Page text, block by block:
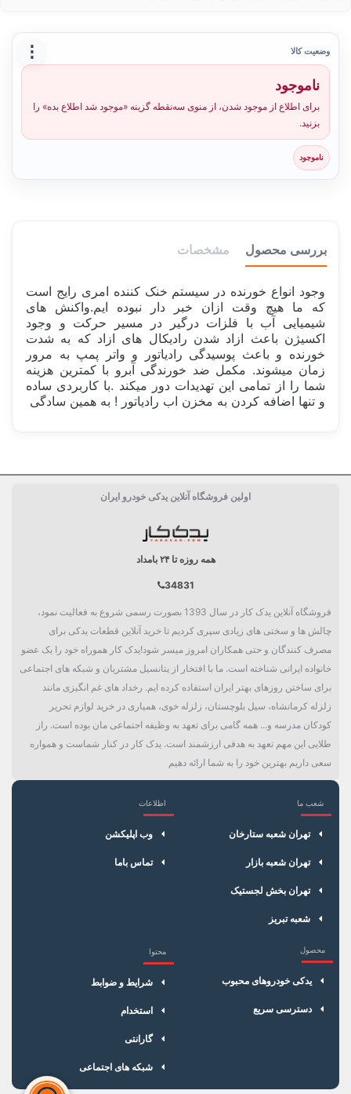
⋮ وضعیت کالا
ناموجود
برای اطلاع از موجود شدن، از منوی سه‌نقطه گزینه «موجود شد اطلاع بده» را
بزنید.
ناموجود
بررسی محصول مشخصات
وجود انواع خورنده در سیستم خنک کننده امری رایج است
که ما هیچ وقت ازان خبر دار نبوده ایم.واکنش های
شیمیایی آب با فلزات درگیر در مسیر حرکت و وجود
اکسیژن باعث ازاد شدن رادیکال های ازاد که به شدت
خورنده و باعث پوسیدگی رادیاتور و واتر پمپ به مرور
زمان میشوند. مکمل ضد خورندگی آبرو با کمترین هزینه
شما را از تمامی این تهدیدات دور میکند .با کاربردی ساده
و تنها اضافه کردن به مخزن اب رادیاتور ! به همین سادگی
325 میل
مکمل
اولین فروشگاه آنلاین یدکی خودرو ایران
همه روزه تا ۲۴ بامداد
34831
فروشگاه آنلاین یدک کار در سال 1393 بصورت رسمی شروع به فعالیت نمود،
چالش ها و سختی های زیادی سپری کردیم تا خرید آنلاین قطعات یدکی برای
مصرف کنندگان و حتی همکاران امروز میسر شود!یدک کار هموراه خود را یک عضو
خانواده ایرانی شناخته است. ما با افتخار از پتانسیل مشتریان و شبکه های اجتماعی
برای ساختن روزهای بهتر ایران استفاده کرده ایم. رخداد های غم انگیزی مانند
زلزله کرمانشاه، سیل بلوچستان، زلزله خوی، همیاری در خرید لوازم تحریر
کودکان مدرسه و... همه گامی برای تعهد به وظیفه اجتماعی مان بوده است. راز
طلایی این مهم تعهد به هدفی ارزشمند است. یدک کار در کنار شماست و همواره
سعی داریم بهترین خود را به شما ارائه دهیم
شعب ما
تهران شعبه ستارخان
تهران شعبه بازار
تهران بخش لجستیک
شعبه تبریز
اطلاعات
وب اپلیکشن
تماس باما
محصول
یدکی خودروهای محبوب
دسترسی سریع
محتوا
شرایط و ضوابط
استخدام
گارانتی
شبکه های اجتماعی
×